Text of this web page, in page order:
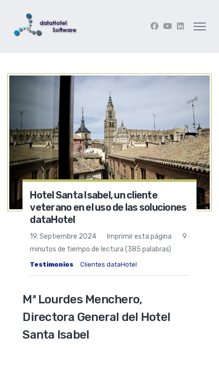
Hotel Santa Isabel, un cliente
veterano en el uso de las soluciones
dataHotel
19. Septiembre 2024 Imprimir esta página
9
minutos de tiempo de lectura (385 palabras)
Testimonios Clientes dataHotel
Mª Lourdes Menchero,
Directora General del Hotel
Santa Isabel